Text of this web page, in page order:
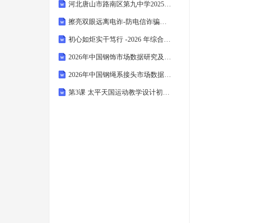
河北唐山市路南区第九中学2025-2026学年上学期期末质量检测七年级语文试题（含答案）
擦亮双眼远离电诈-防电信诈骗主题班会教学设计
初心如炬实干笃行 -2026 年综合奉献型毕业生事迹材料
2026年中国钢饰市场数据研究及竞争策略分析报告
2026年中国钢绳系接头市场数据研究及竞争策略分析报告
第3课 太平天国运动教学设计初中历史统编版五四学制2024中国历史第三册-统编版五四学制2024